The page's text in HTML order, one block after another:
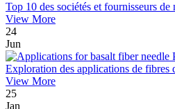
Top 10 des sociétés et fournisseurs
View More
24
Jun
Exploration des applications de fibres
View More
25
Jan